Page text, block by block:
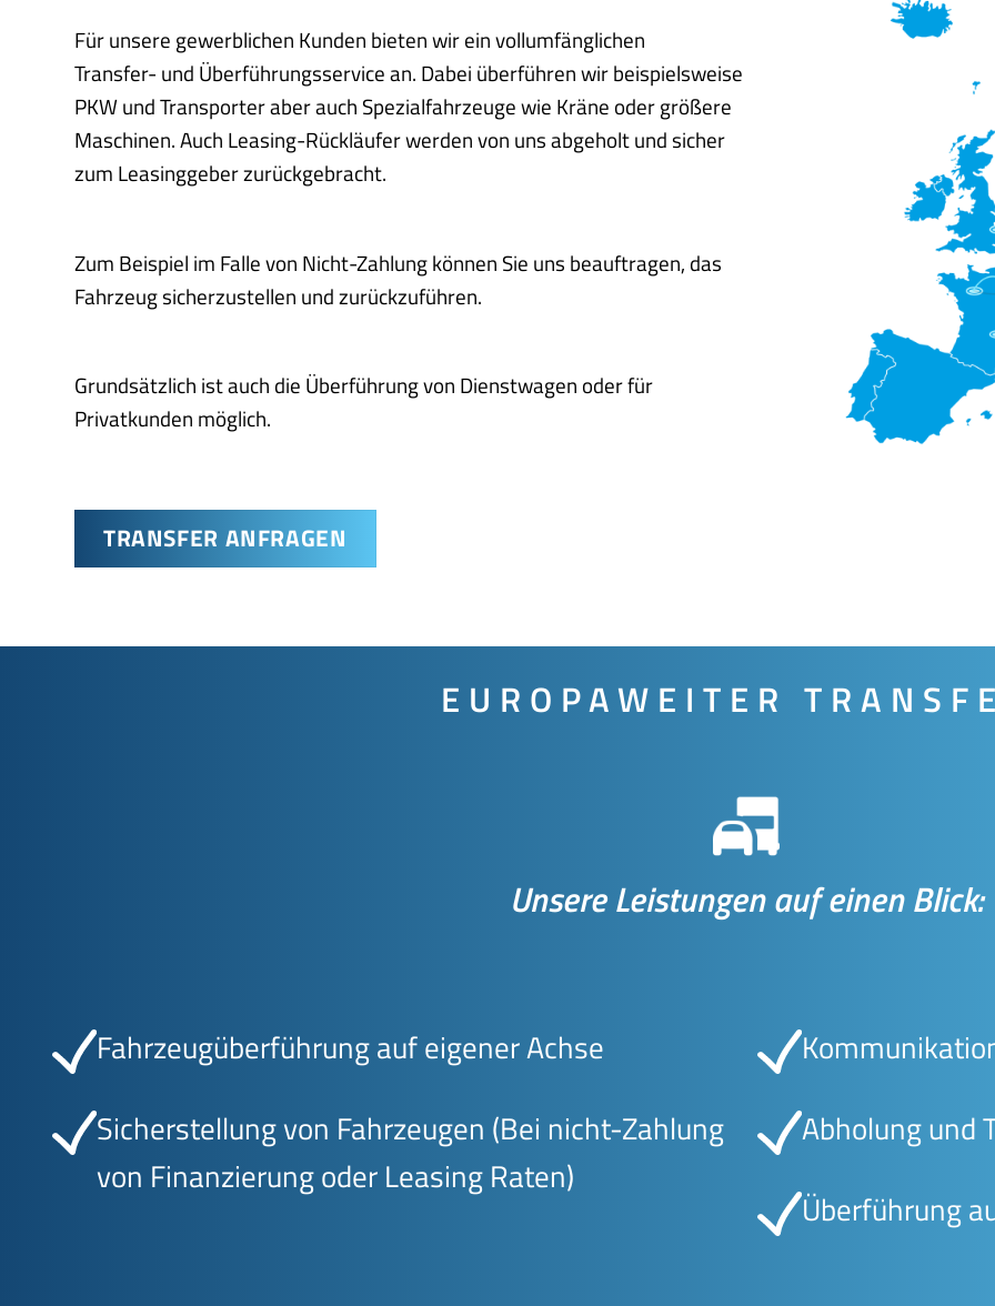
Für unsere gewerblichen Kunden bieten wir ein vollumfänglichen
Transfer- und Überführungsservice an. Dabei überführen wir beispielsweise
PKW und Transporter aber auch Spezialfahrzeuge wie Kräne oder größere
Maschinen. Auch Leasing-Rückläufer werden von uns abgeholt und sicher
zum Leasinggeber zurückgebracht.
Zum Beispiel im Falle von Nicht-Zahlung können Sie uns beauftragen, das
Fahrzeug sicherzustellen und zurückzuführen.
Grundsätzlich ist auch die Überführung von Dienstwagen oder für
Privatkunden möglich.
TRANSFER ANFRAGEN
EUROPAWEITER
Unsere Leistungen auf einen Blick:
Fahrzeugüberführung auf eigener Achse
Sicherstellung von Fahrzeugen (Bei nicht-Zahlung
von Finanzierung oder Leasing Raten)
Abholung und
Überführung